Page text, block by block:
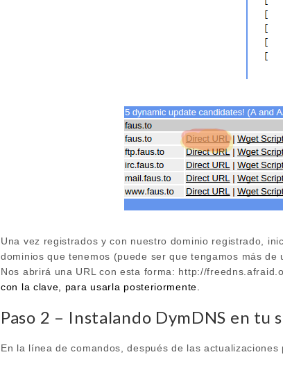
Una vez registrados y con nuestro dominio registrado,
dominios que tenemos (puede ser que tengamos más
Nos abrirá una URL con esta forma: http://
con la clave, para usarla posteriormente.
Paso 2 – Instalando DymDNS en tu
En la línea de comandos, después de las actualizaciones